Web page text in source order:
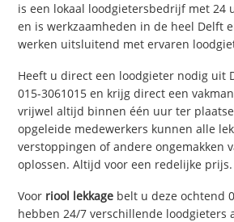
is een lokaal loodgietersbedrijf met 24
en is werkzaamheden in de heel Delft
werken uitsluitend met ervaren
Heeft u direct een loodgieter nodig uit
015-3061015 en krijg direct een
vrijwel altijd binnen één uur ter
opgeleide medewerkers kunnen alle
verstoppingen of andere ongemakken
oplossen. Altijd voor een redelijke prijs.
Voor riool lekkage belt u deze ochtend
hebben 24/7 verschillende loodgieters